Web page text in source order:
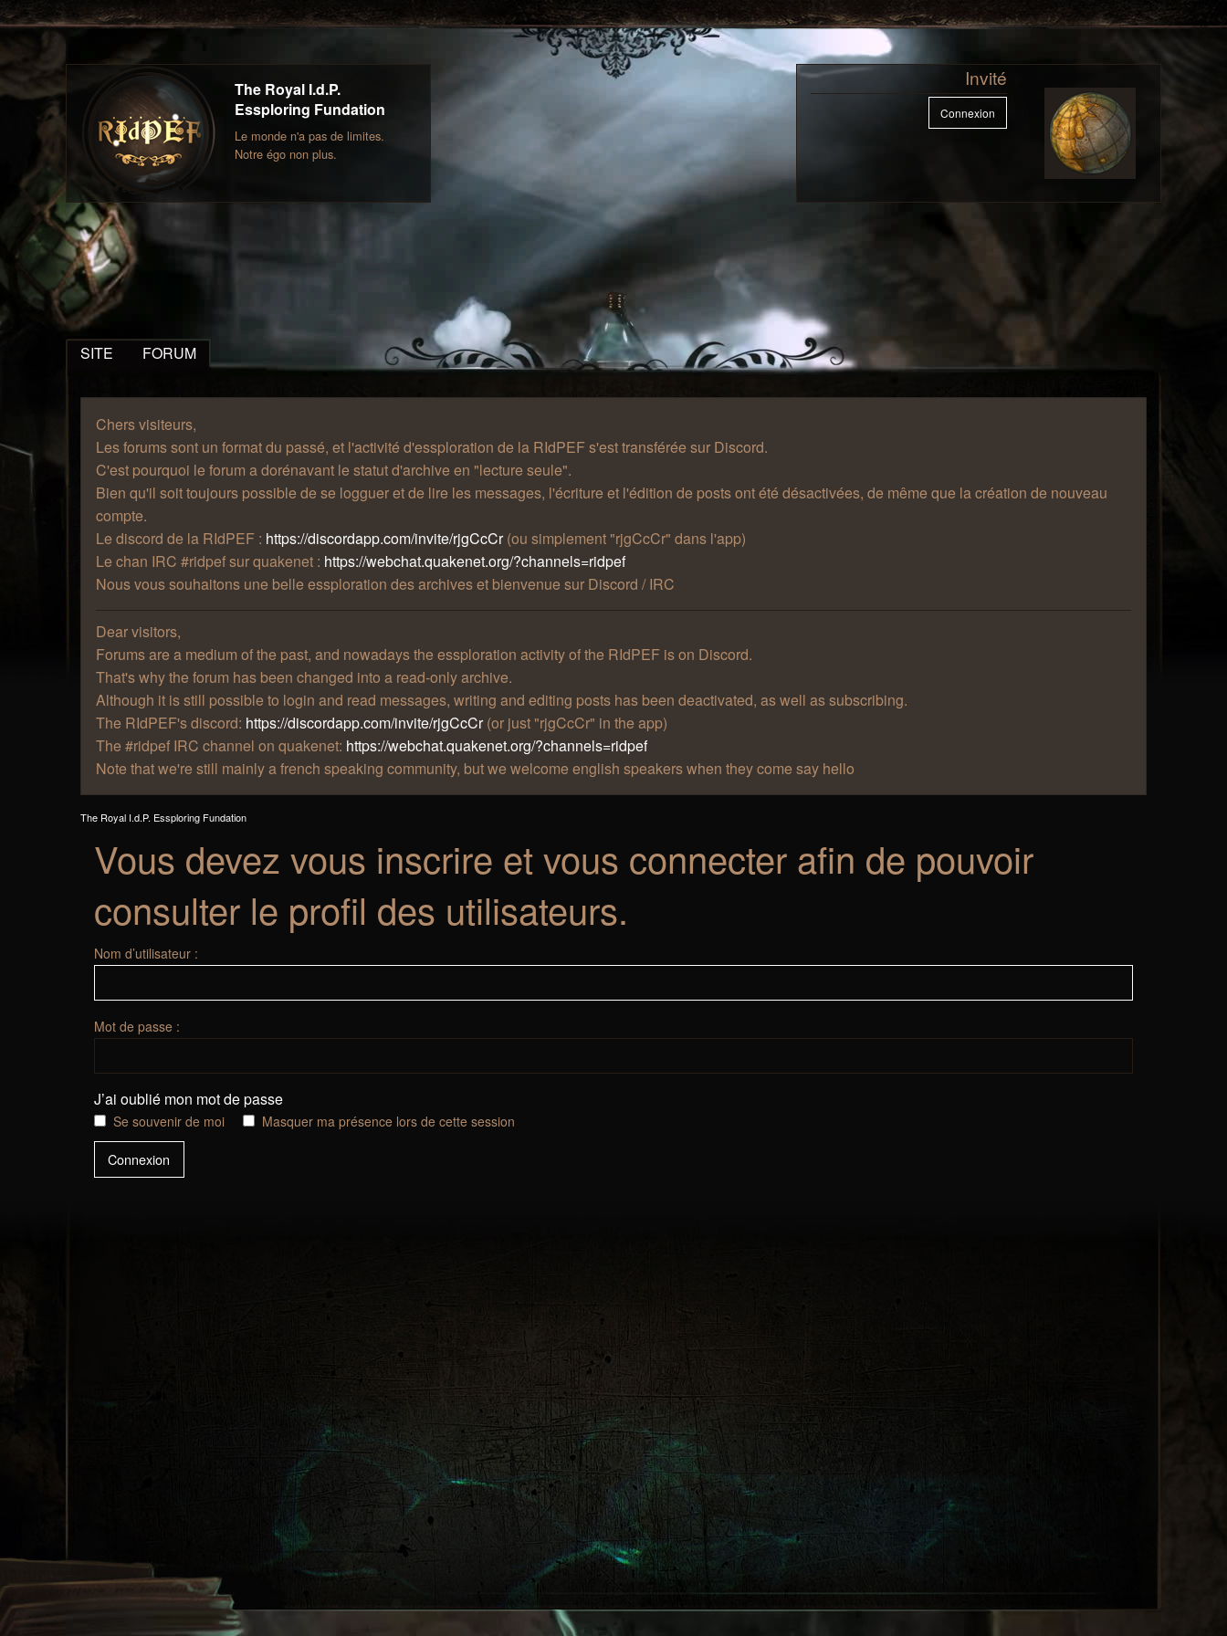
The Royal I.d.P.
Essploring Fundation
Le monde n'a pas de limites.
Notre égo non plus.
Invité
Connexion
SITE FORUM
Chers visiteurs,
Les forums sont un format du passé, et l'activité d'essploration de la RIdPEF s'est transférée sur Discord.
C'est pourquoi le forum a dorénavant le statut d'archive en "lecture seule".
Bien qu'il soit toujours possible de se logguer et de lire les messages, l'écriture et l'édition de posts ont été désactivées, de même que la création de nouveau
compte.
Le discord de la RIdPEF : https://discordapp.com/invite/rjgCcCr(ou simplement "rjgCcCr" dans l'app)
Le chan IRC #ridpef sur quakenet : https://webchat.quakenet.org/?channels=ridpef
Nous vous souhaitons une belle essploration des archives et bienvenue sur Discord / IRC
Dear visitors,
Forums are a medium of the past, and nowadays the essploration activity of the RIdPEF is on Discord.
That's why the forum has been changed into a read-only archive.
Although it is still possible to login and read messages, writing and editing posts has been deactivated, as well as subscribing.
The RIdPEF's discord: https://discordapp.com/invite/rjgCcCr(or just "rjgCcCr" in the app)
The #ridpef IRC channel on quakenet: https://webchat.quakenet.org/?channels=ridpef
Note that we're still mainly a french speaking community, but we welcome english speakers when they come say hello
The Royal I.d.P. Essploring Fundation
Vous devez vous inscrire et vous connecter afin de pouvoir
consulter le profil des utilisateurs.
Nom d’utilisateur :
Mot de passe :
J’ai oublié mon mot de passe
Se souvenir de moi Masquer ma présence lors de cette session